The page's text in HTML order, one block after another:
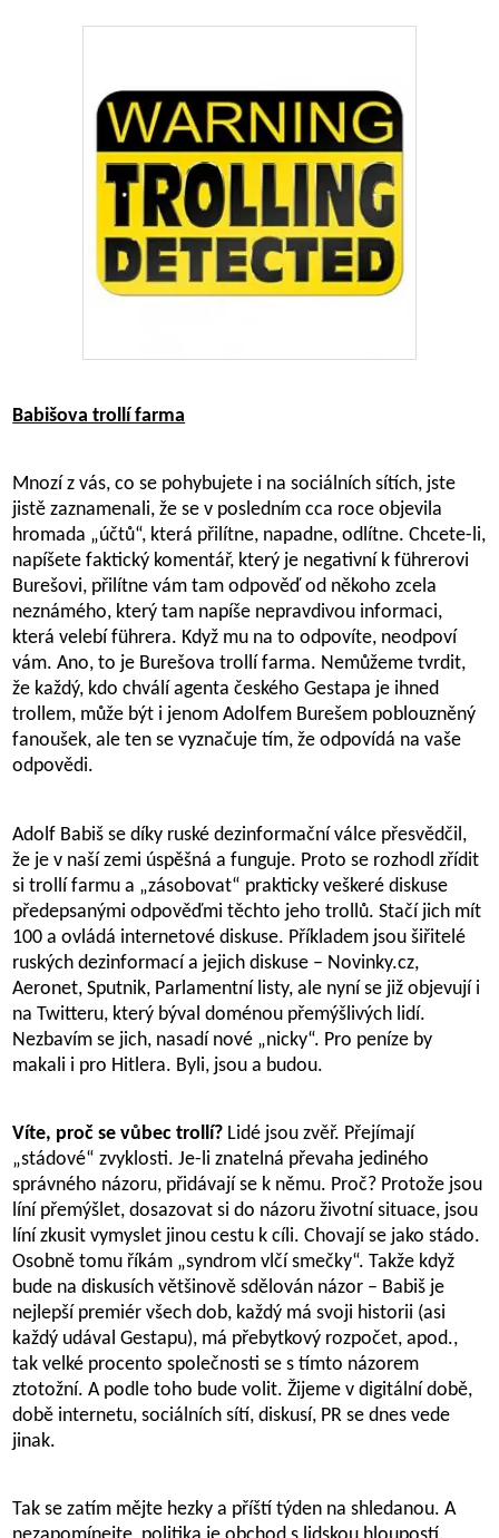
Babišova trollí farma
Mnozí z vás, co se pohybujete i na sociálních sítích, jste
jistě zaznamenali, že se v posledním cca roce objevila
hromada „účtů“, která přilítne, napadne, odlítne. Chcete-li,
napíšete faktický komentář, který je negativní k führerovi
Burešovi, přilítne vám tam odpověď od někoho zcela
neznámého, který tam napíše nepravdivou informaci,
která velebí führera. Když mu na to odpovíte, neodpoví
vám. Ano, to je Burešova trollí farma. Nemůžeme tvrdit,
že každý, kdo chválí agenta českého Gestapa je ihned
trollem, může být i jenom Adolfem Burešem poblouzněný
fanoušek, ale ten se vyznačuje tím, že odpovídá na vaše
odpovědi.
Adolf Babiš se díky ruské dezinformační válce přesvědčil,
že je v naší zemi úspěšná a funguje. Proto se rozhodl zřídit
si trollí farmu a „zásobovat“ prakticky veškeré diskuse
předepsanými odpověďmi těchto jeho trollů. Stačí jich mít
100 a ovládá internetové diskuse. Příkladem jsou šiřitelé
ruských dezinformací a jejich diskuse – Novinky.cz,
Aeronet, Sputnik, Parlamentní listy, ale nyní se již objevují i
na Twitteru, který býval doménou přemýšlivých lidí.
Nezbavím se jich, nasadí nové „nicky“. Pro peníze by
makali i pro Hitlera. Byli, jsou a budou.
Víte, proč se vůbec trollí? Lidé jsou zvěř. Přejímají
„stádové“ zvyklosti. Je-li znatelná převaha jediného
správného názoru, přidávají se k němu. Proč? Protože jsou
líní přemýšlet, dosazovat si do názoru životní situace, jsou
líní zkusit vymyslet jinou cestu k cíli. Chovají se jako stádo.
Osobně tomu říkám „syndrom vlčí smečky“. Takže když
bude na diskusích většinově sdělován názor – Babiš je
nejlepší premiér všech dob, každý má svoji historii (asi
každý udával Gestapu), má přebytkový rozpočet, apod.,
tak velké procento společnosti se s tímto názorem
ztotožní. A podle toho bude volit. Žijeme v digitální době,
době internetu, sociálních sítí, diskusí, PR se dnes vede
jinak.
Tak se zatím mějte hezky a příští týden na shledanou. A